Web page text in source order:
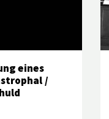
eines
/